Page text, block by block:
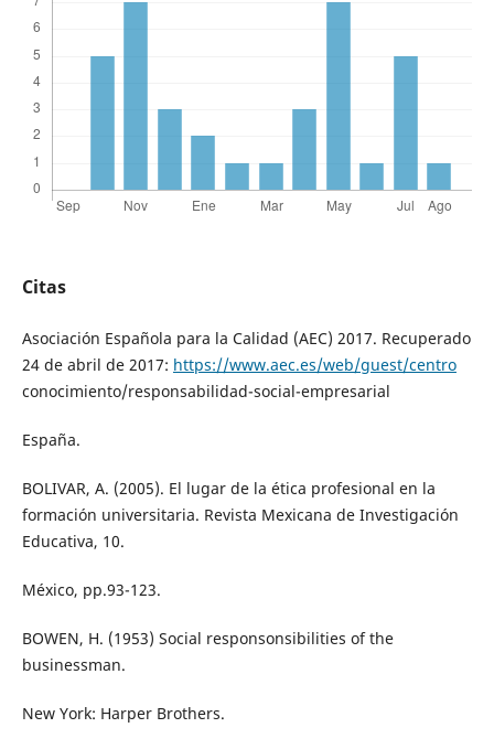
Citas
Asociación Española para la Calidad (AEC) 2017. Recuperado
24 de abril de 2017: https://www.aec.es/web/guest/centro
conocimiento/responsabilidad-social-empresarial
España.
BOLIVAR, A. (2005). El lugar de la ética profesional en la
formación universitaria. Revista Mexicana de Investigación
Educativa, 10.
México, pp.93-123.
BOWEN, H. (1953) Social responsonsibilities of the
businessman.
New York: Harper Brothers.